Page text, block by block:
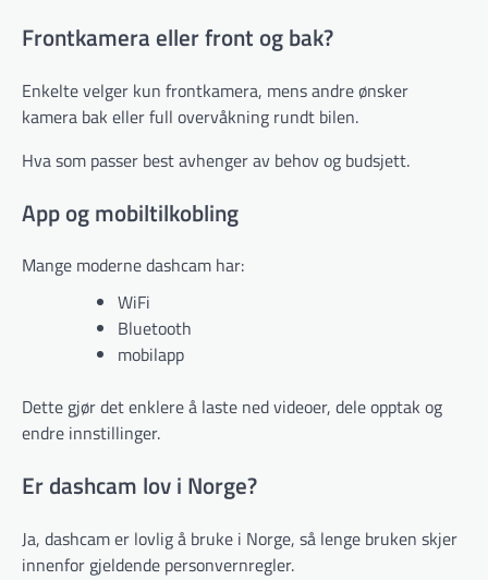
Frontkamera eller front og bak?
Enkelte velger kun frontkamera, mens andre ønsker
kamera bak eller full overvåkning rundt bilen.
Hva som passer best avhenger av behov og budsjett.
App og mobiltilkobling
Mange moderne dashcam har:
WiFi
Bluetooth
mobilapp
Dette gjør det enklere å laste ned videoer, dele opptak og
endre innstillinger.
Er dashcam lov i Norge?
Ja, dashcam er lovlig å bruke i Norge, så lenge bruken skjer
innenfor gjeldende personvernregler.